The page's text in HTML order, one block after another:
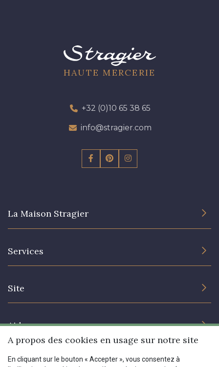
HAUTE MERCERIE
+32 (0)10 65 38 65
info@stragier.com
La Maison Stragier
Services
Site
Prix réduits
Aide
Livraison : France, Belgique, International
Menu
A propos des cookies en usage sur notre site
En cliquant sur le bouton « Accepter », vous consentez à